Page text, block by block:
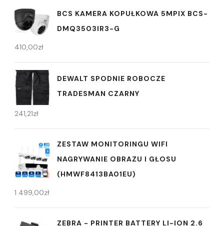
BCS KAMERA KOPUŁKOWA 5MPIX BCS-
DMQ3503IR3-G
410,00zł
DEWALT SPODNIE ROBOCZE
TRADESMAN CZARNY
241,21zł
ZESTAW MONITORINGU WIFI
NAGRYWANIE OBRAZU I GŁOSU
(HMWF8413BA01EU)
1 499,00zł
ZEBRA - PRINTER BATTERY LI-ION 2.6